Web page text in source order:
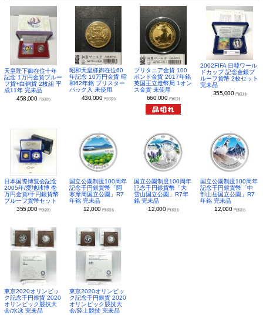
天皇陛下御在位十年
記念 1万円金貨プルー
フ貨+白銅貨 2枚組 平
成11年 完未品
458,000 円(税別)
昭和天皇様御在位60
年記念 10万円金貨 昭
和62年銘 ブリスター
パック入 未使用
430,000 円(税別)
ブリタニア金貨 100
ポンド金貨 2017年銘
英国王立造幣局 1オン
ス金貨 未使用
660,000 円(税別)
2002FIFA 日韓ワール
ドカップ 記念金銀プ
ルーフ貨幣 2枚セット
完未品
355,000 円(税別)
日本国際博覧会記念
2005年/愛地球博 壱
万円金貨/千円銀貨幣
プルーフ貨幣セット
355,000 円(税別)
国立公園制度100周年
記念千円銀貨幣「阿
寒摩周国立公園」R7
年銘 完未品
12,000 円(税別)
国立公園制度100周年
記念千円銀貨幣「大
雪山国立公園」R7年
銘 完未品
12,000 円(税別)
国立公園制度100周年
記念千円銀貨幣「中
部山岳国立公園」R7
年銘 完未品
12,000 円(税別)
東京2020オリンピッ
ク記念千円銀貨 2020
オリンピック競技大
会/水泳 完未品
東京2020オリンピッ
ク記念千円銀貨 2020
オリンピック競技大
会/陸上競技 完未品